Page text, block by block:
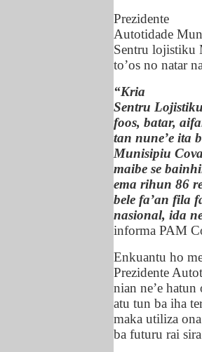
Prezidente
Autotidade
Sentru lojistiku
to’os no natar
“Kria
Sentru
foos, batar,
tan nune’e ita
Munisipiu
maibe se
ema rihun 86
bele fa’an fila
nasional, ida
informa PAM
Enkuantu ho
Prezidente
nian ne’e
atu tun ba iha
maka utiliza
ba futuru rai